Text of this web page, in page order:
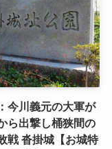
今川義元の大軍が
ら出撃し桶狭間の
戦 沓掛城【お城特